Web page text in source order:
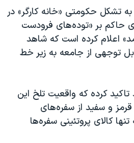
نوبل صلح
«سی‌پک»
به تشکل حکومتی «خانه کارگر» در
حاکم بر «توده‌های فرودست
اعلام کرده است که شاهد
توجهی از جامعه به زیر خط
کرده که واقعیت تلخ این
و سفید از سفره‌های
کالای پروتئینی سفره‌ها